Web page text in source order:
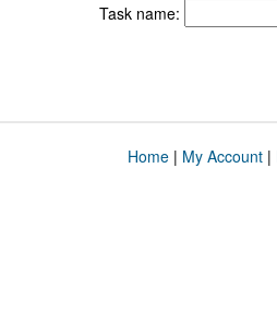
Task name:
Home| My Account|